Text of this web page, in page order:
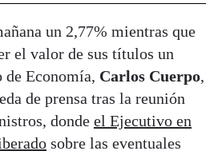
un 2,77% mientras que
el valor de sus títulos un
Economía, Carlos Cuerpo,
de prensa tras la reunión
donde el Ejecutivo en
sobre las eventuales